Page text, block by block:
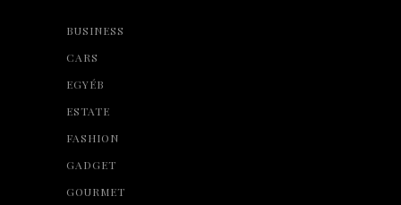
BUSINESS
CARS
EGYÉB
ESTATE
FASHION
GADGET
GOURMET